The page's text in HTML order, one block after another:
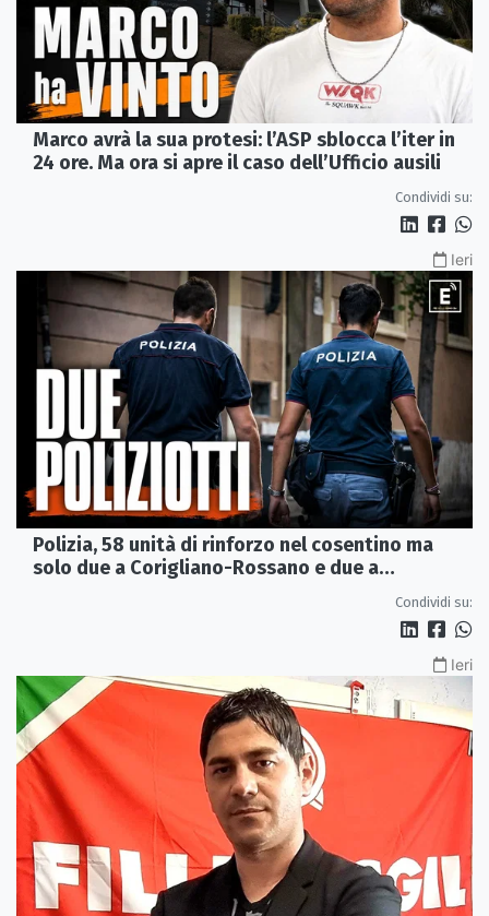
Marco avrà la sua protesi: l’ASP sblocca l’iter in
24 ore. Ma ora si apre il caso dell’Ufficio ausili
Condividi su:
Ieri
Polizia, 58 unità di rinforzo nel cosentino ma
solo due a Corigliano-Rossano e due a
Condividi su:
Ieri